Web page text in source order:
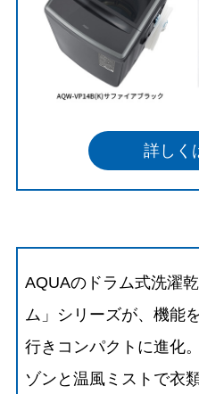
詳しく
AQUAのドラム式洗濯
ム」シリーズが、機能
行きコンパクトに進化
ゾンと温風ミストで衣